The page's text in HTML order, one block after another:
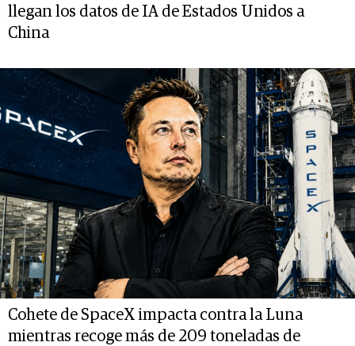
llegan los datos de IA de Estados Unidos a
China
Cohete de SpaceX impacta contra la Luna
mientras recoge más de 209 toneladas de